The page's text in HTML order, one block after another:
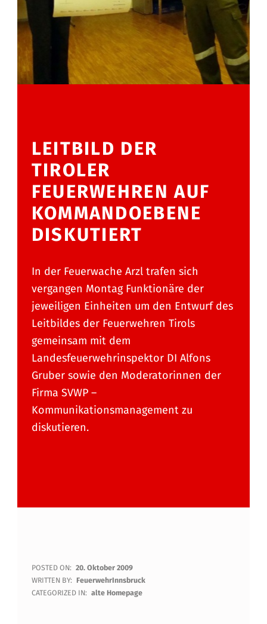
LEITBILD DER
TIROLER
FEUERWEHREN AUF
KOMMANDOEBENE
DISKUTIERT
In der Feuerwache Arzl trafen sich
vergangen Montag Funktionäre der
jeweiligen Einheiten um den Entwurf des
Leitbildes der Feuerwehren Tirols
gemeinsam mit dem
Landesfeuerwehrinspektor DI Alfons
Gruber sowie den Moderatorinnen der
Firma SVWP –
Kommunikationsmanagement zu
diskutieren.
L
E
POSTED ON: 20. Oktober 2009
WRITTEN BY: FeuerwehrInnsbruck
CATEGORIZED IN: alte Homepage